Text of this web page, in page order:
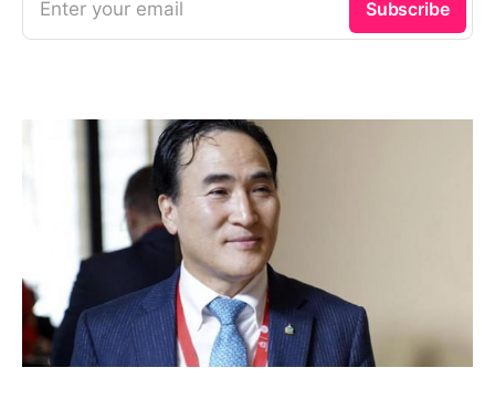
Enter your email Subscribe